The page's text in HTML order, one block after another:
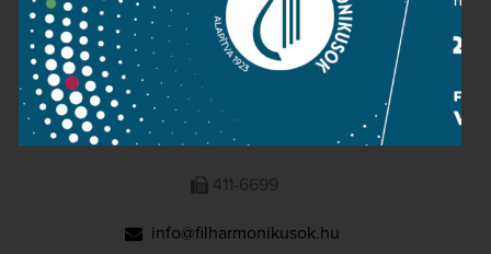
NATIONAL PHILHARMONIC
1095 Budapest, Komor Marcell u. 1. (Müpa)
411-6600
411-6699
info@filharmonikusok.hu